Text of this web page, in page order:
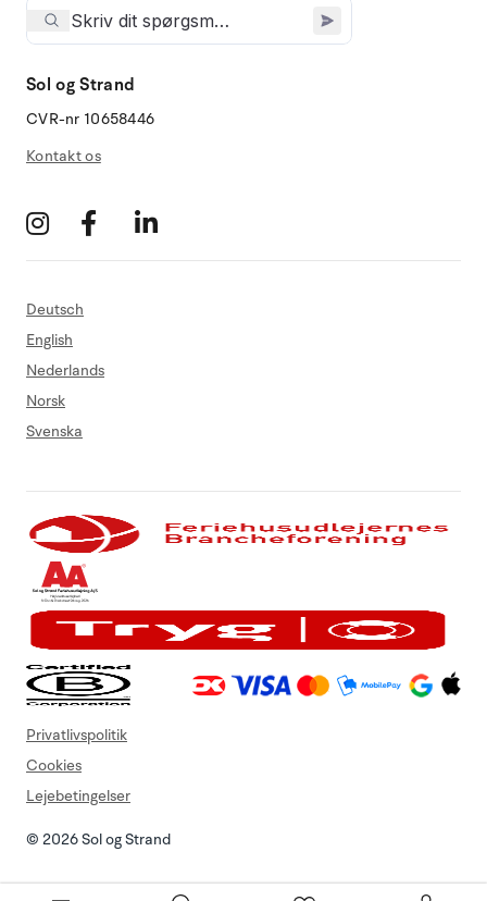
Sol og Strand
CVR-nr 10658446
Kontakt os
Deutsch
English
Nederlands
Norsk
Svenska
© 2026 Sol og Strand
Privatlivspolitik
Cookies
Lejebetingelser